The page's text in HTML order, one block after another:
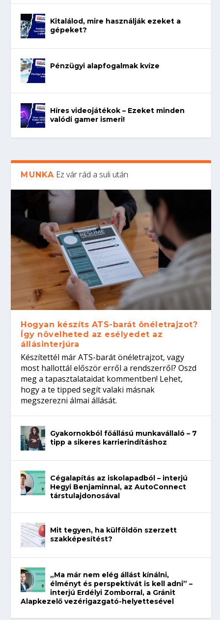
Kitalálod, mire használják ezeket a
gépeket?
Pénzügyi alapfogalmak kvíze
Híres videojátékok – Ezeket minden
valódi gamer ismeri!
MUNKA Ez vár rád a suli után
Hogyan készíts ATS-barát önéletrajzot?
Így növelheted az esélyedet az
állásinterjúra
Készítettél már ATS-barát önéletrajzot, vagy
most hallottál először erről a rendszerről? Oszd
meg a tapasztalataidat kommentben! Lehet,
hogy a te tipped segít valaki másnak
megszerezni álmai állását.
Gyakornokból főállású munkavállaló – 7
tipp a sikeres karrierindításhoz
Cégalapítás az iskolapadból – interjú
Hegyi Benjaminnal, az AutoConnect
társtulajdonosával
Mit tegyen, ha külföldön szerzett
szakképesítést?
„Ma már nem elég állást kínálni,
élményt és perspektívát is kell adni” –
interjú Erdélyi Zomborral, a Gránit
Alapkezelő vezérigazgató-helyettesével